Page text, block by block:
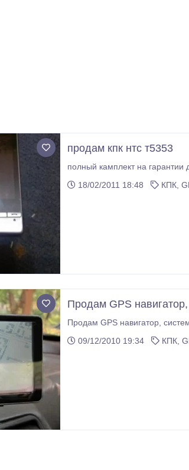
продам кпк нтс т5353
полный камплект на гарантии
18/02/2011 18:48
КПК,
Продам GPS
09/12/2010 19:34
КПК,